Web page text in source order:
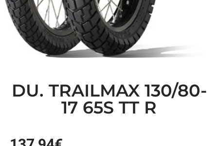
DU. TRAILMAX 130/80-
17 65S TT R